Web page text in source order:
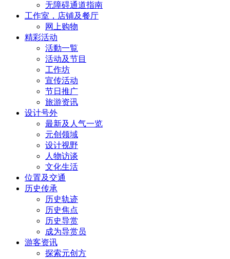
无障碍通道指南
工作室，店铺及餐厅
网上购物
精彩活动
活動一覧
活动及节目
工作坊
宣传活动
节日推广
旅游资讯
设计号外
最新及人气一览
元创领域
设计视野
人物访谈
文化生活
位置及交通
历史传承
历史轨迹
历史焦点
历史导赏
成为导赏员
游客资讯
探索元创方